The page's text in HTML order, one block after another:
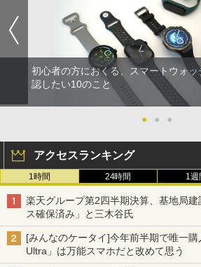
初心者の方におくる、スマートウォ
認したい10のこと
● ● ●
アクセスランキング
1時間 24時間 1週
楽天グループ第2四半期決算、基地局
ス確保済み」と三木谷氏
[みんなのケータイ]今年前半期で唯一
Ultra」は万能スマホだと改めて思う